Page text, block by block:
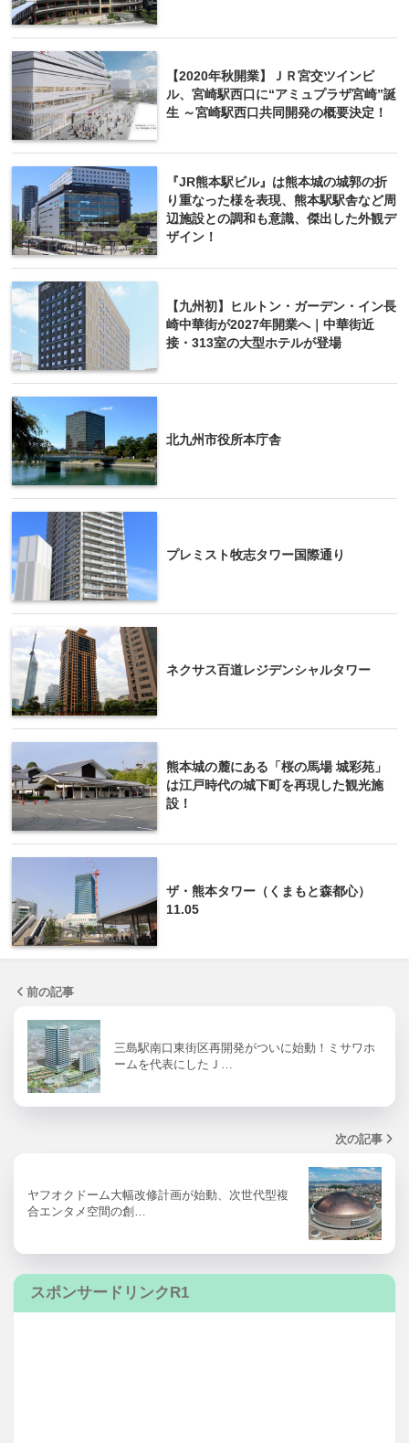
【2020年秋開業】ＪＲ宮交ツインビ
ル、宮崎駅西口に“アミュプラザ宮崎”誕
生 ～宮崎駅西口共同開発の概要決定！
『JR熊本駅ビル』は熊本城の城郭の折
り重なった様を表現、熊本駅駅舎など周
辺施設との調和も意識、傑出した外観デ
ザイン！
【九州初】ヒルトン・ガーデン・イン長
崎中華街が2027年開業へ｜中華街近
接・313室の大型ホテルが登場
北九州市役所本庁舎
プレミスト牧志タワー国際通り
ネクサス百道レジデンシャルタワー
熊本城の麓にある「桜の馬場 城彩苑」
は江戸時代の城下町を再現した観光施
設！
ザ・熊本タワー（くまもと森都心）
11.05
前の記事
三島駅南口東街区再開発がついに始動！ミサワホ
ームを代表にしたＪ…
次の記事
ヤフオクドーム大幅改修計画が始動、次世代型複
合エンタメ空間の創…
スポンサードリンクR1